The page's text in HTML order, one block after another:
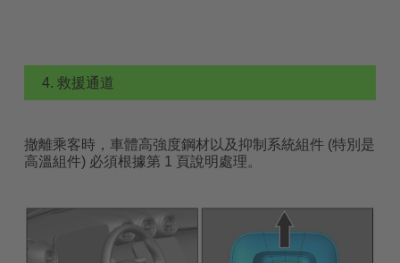
4. 救援通道
撤離乘客時，車體高強度鋼材以及抑制系統組件 (特別是
高溫組件) 必須根據第 1 頁說明處理。